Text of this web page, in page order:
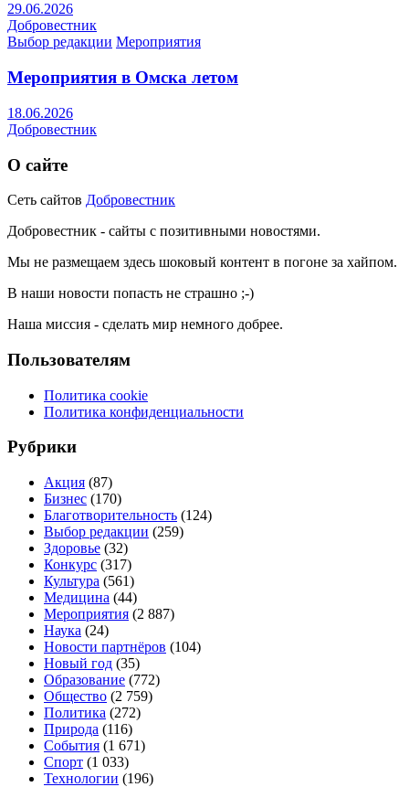
29.06.2026
Добровестник
Выбор редакции Мероприятия
Мероприятия в Омска летом
18.06.2026
Добровестник
О сайте
Сеть сайтов Добровестник
Добровестник - сайты с позитивными новостями.
Мы не размещаем здесь шоковый контент в погоне за хайпом.
В наши новости попасть не страшно ;-)
Наша миссия - сделать мир немного добрее.
Пользователям
Политика cookie
Политика конфиденциальности
Рубрики
Акция (87)
Бизнес (170)
Благотворительность (124)
Выбор редакции (259)
Здоровье (32)
Конкурс (317)
Культура (561)
Медицина (44)
Мероприятия (2 887)
Наука (24)
Новости партнёров (104)
Новый год (35)
Образование (772)
Общество (2 759)
Политика (272)
Природа (116)
События (1 671)
Спорт (1 033)
Технологии (196)